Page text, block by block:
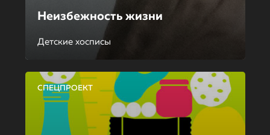
Неизбежность жизни
Детские хосписы
СПЕЦПРОЕКТ